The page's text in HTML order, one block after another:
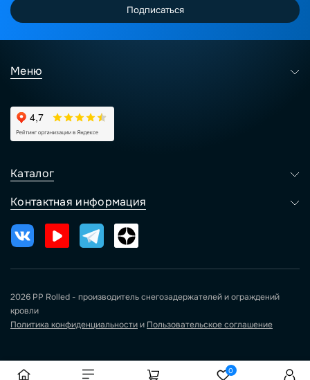
0
Подписаться
Меню
Каталог
Контактная информация
2026 PP Rolled - производитель снегозадержателей и ограждений
кровли
Политика конфиденциальностии Пользовательское соглашение